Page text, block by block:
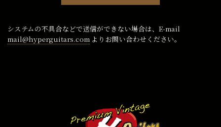
システムの不具合などで送信ができない場合は、E-mail
mail@hyperguitars.com よりお問い合わせください。